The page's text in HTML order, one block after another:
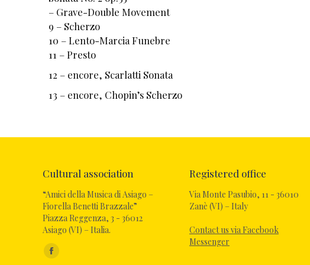
– Grave-Double Movement
9 – Scherzo
10 – Lento-Marcia Funebre
11 – Presto
12 – encore, Scarlatti Sonata
13 – encore, Chopin’s Scherzo
Cultural association
“Amici della Musica di Asiago –
Fiorella Benetti Brazzale”
Piazza Reggenza, 3 - 36012
Asiago (VI) – Italia.
Find us on:
Registered office
Via Monte Pasubio, 11 - 36010
Zanè (VI) – Italy
Contact us via Facebook
Messenger